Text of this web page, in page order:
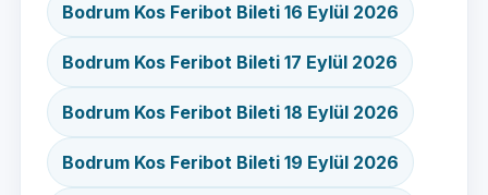
Bodrum Kos Feribot Bileti 16 Eylül 2026
Bodrum Kos Feribot Bileti 17 Eylül 2026
Bodrum Kos Feribot Bileti 18 Eylül 2026
Bodrum Kos Feribot Bileti 19 Eylül 2026